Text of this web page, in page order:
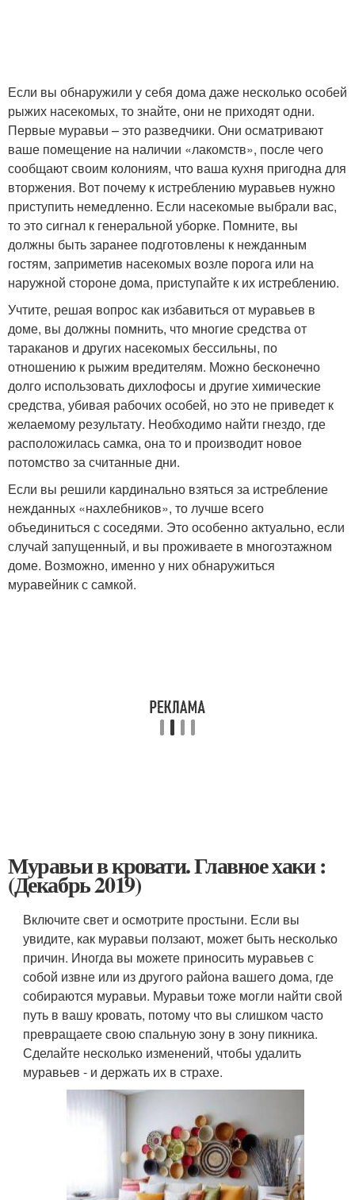
Если вы обнаружили у себя дома даже несколько особей
рыжих насекомых, то знайте, они не приходят одни.
Первые муравьи – это разведчики. Они осматривают
ваше помещение на наличии «лакомств», после чего
сообщают своим колониям, что ваша кухня пригодна для
вторжения. Вот почему к истреблению муравьев нужно
приступить немедленно. Если насекомые выбрали вас,
то это сигнал к генеральной уборке. Помните, вы
должны быть заранее подготовлены к нежданным
гостям, заприметив насекомых возле порога или на
наружной стороне дома, приступайте к их истреблению.
Учтите, решая вопрос как избавиться от муравьев в
доме, вы должны помнить, что многие средства от
тараканов и других насекомых бессильны, по
отношению к рыжим вредителям. Можно бесконечно
долго использовать дихлофосы и другие химические
средства, убивая рабочих особей, но это не приведет к
желаемому результату. Необходимо найти гнездо, где
расположилась самка, она то и производит новое
потомство за считанные дни.
Если вы решили кардинально взяться за истребление
нежданных «нахлебников», то лучше всего
объединиться с соседями. Это особенно актуально, если
случай запущенный, и вы проживаете в многоэтажном
доме. Возможно, именно у них обнаружиться
муравейник с самкой.
Муравьи в кровати. Главное хаки :
(Декабрь 2019)
Включите свет и осмотрите простыни. Если вы
увидите, как муравьи ползают, может быть несколько
причин. Иногда вы можете приносить муравьев с
собой извне или из другого района вашего дома, где
собираются муравьи. Муравьи тоже могли найти свой
путь в вашу кровать, потому что вы слишком часто
превращаете свою спальную зону в зону пикника.
Сделайте несколько изменений, чтобы удалить
муравьев - и держать их в страхе.